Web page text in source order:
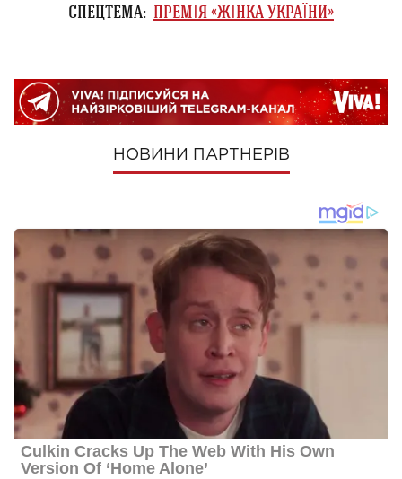
СПЕЦТЕМА: ПРЕМІЯ «ЖІНКА УКРАЇНИ»
НОВИНИ ПАРТНЕРІВ